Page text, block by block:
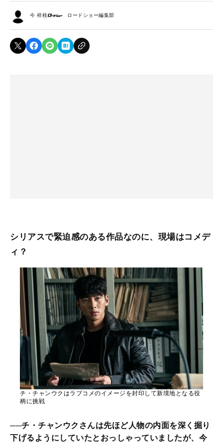
今 祥枝 ロードショー編集部
シリアスで緊迫感のある作品なのに、現場はコメデ
ィ？
チ・チャンウクはラブコメのイメージを封印して新境地となる役
柄に挑戦
──チ・チャンウクさんは先ほど人物の内面を深く掘り
下げるようにしていたとおっしゃっていましたが、今